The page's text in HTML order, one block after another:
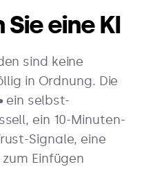
eine KI
sind keine
in Ordnung. Die
ein selbst-
ein 10-Minuten-
Signale, eine
Einfügen